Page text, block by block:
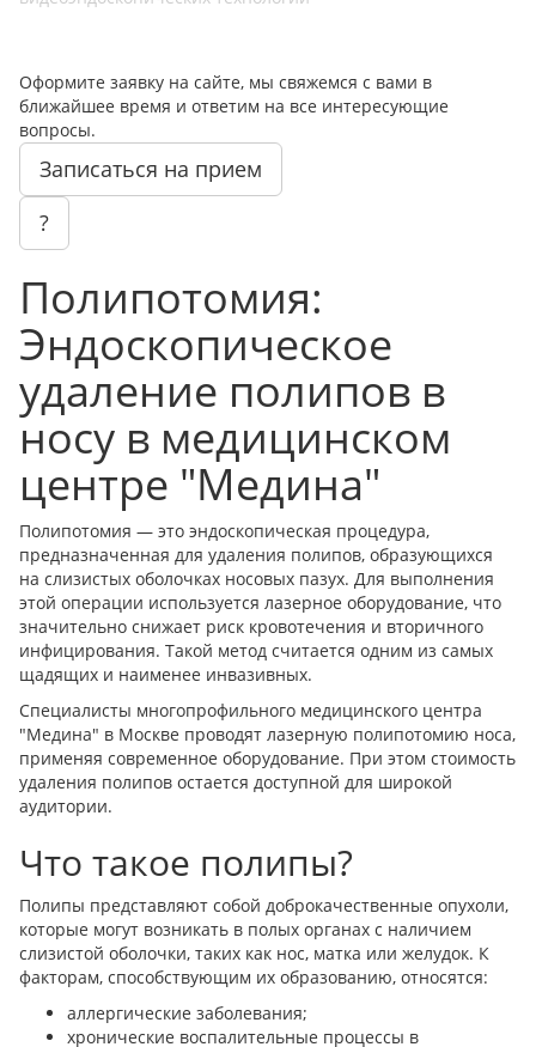
Оформите заявку на сайте, мы свяжемся с вами в
ближайшее время и ответим на все интересующие
вопросы.
Записаться на прием
?
Полипотомия:
Эндоскопическое
удаление полипов в
носу в медицинском
центре "Медина"
Полипотомия — это эндоскопическая процедура,
предназначенная для удаления полипов, образующихся
на слизистых оболочках носовых пазух. Для выполнения
этой операции используется лазерное оборудование, что
значительно снижает риск кровотечения и вторичного
инфицирования. Такой метод считается одним из самых
щадящих и наименее инвазивных.
Специалисты многопрофильного медицинского центра
"Медина" в Москве проводят лазерную полипотомию носа,
применяя современное оборудование. При этом стоимость
удаления полипов остается доступной для широкой
аудитории.
Что такое полипы?
Полипы представляют собой доброкачественные опухоли,
которые могут возникать в полых органах с наличием
слизистой оболочки, таких как нос, матка или желудок. К
факторам, способствующим их образованию, относятся:
аллергические заболевания;
хронические воспалительные процессы в